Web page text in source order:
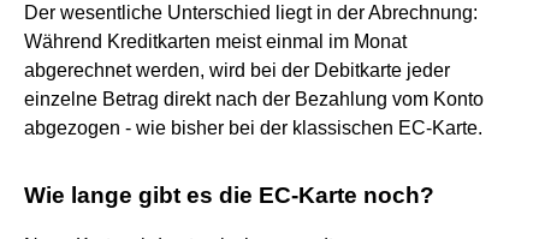
Der wesentliche Unterschied liegt in der Abrechnung:
Während Kreditkarten meist einmal im Monat
abgerechnet werden, wird bei der Debitkarte jeder
einzelne Betrag direkt nach der Bezahlung vom Konto
abgezogen - wie bisher bei der klassischen EC-Karte.
Wie lange gibt es die EC-Karte noch?